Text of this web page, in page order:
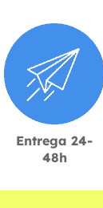
Entrega 24-
48h